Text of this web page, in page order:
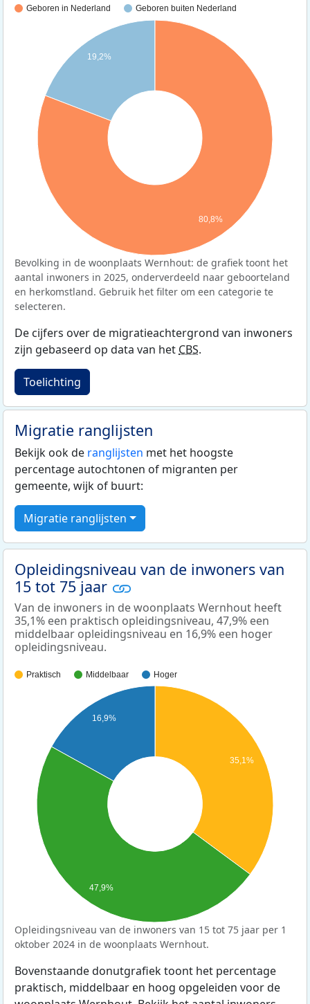
Geboren in Nederland Geboren buiten Nederland
19,2%
80,8%
Bevolking in de woonplaats Wernhout: de grafiek toont het
aantal inwoners in 2025, onderverdeeld naar geboorteland
en herkomstland. Gebruik het filter om een categorie te
selecteren.
De cijfers over de migratieachtergrond van inwoners
zijn gebaseerd op data van het CBS.
Toelichting
Migratie ranglijsten
Bekijk ook de ranglijsten met het hoogste
percentage autochtonen of migranten per
gemeente, wijk of buurt:
Migratie ranglijsten
Opleidingsniveau van de inwoners van
15 tot 75 jaar
Van de inwoners in de woonplaats Wernhout heeft
35,1% een praktisch opleidingsniveau, 47,9% een
middelbaar opleidingsniveau en 16,9% een hoger
opleidingsniveau.
Praktisch Middelbaar Hoger
35,1%
16,9%
47,9%
Opleidingsniveau van de inwoners van 15 tot 75 jaar per 1
oktober 2024 in de woonplaats Wernhout.
Bovenstaande donutgrafiek toont het percentage
praktisch, middelbaar en hoog opgeleiden voor de